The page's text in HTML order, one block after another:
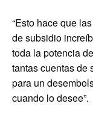
“Esto hace que
de subsidio
toda la potencia
tantas cuentas de
para un
cuando lo desee”.